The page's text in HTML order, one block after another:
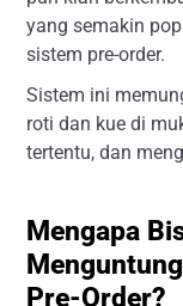
yang semakin
sistem pre-order.
Sistem ini
roti dan kue di
tertentu, dan
Mengapa
Pre-Order?